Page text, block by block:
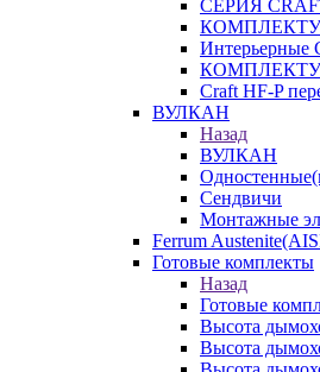
СЕРИЯ
Интерьерные
Craft HF-P
ВУЛКАН
Назад
ВУЛКАН
Сендвичи
Монтажные
Ferrum
Готовые комплекты
Назад
Готовые
Высота
Высота